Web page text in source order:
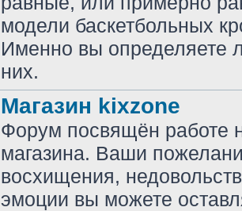
модели баскетбольных
Именно вы определяете
них.
Магазин kixzone
Форум посвящён работе
магазина. Ваши
восхищения,
эмоции вы можете